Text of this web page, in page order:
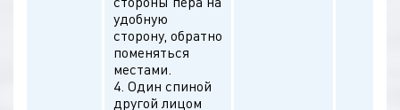
удобную
сторону, обратно
поменяться
местами.
4. Один спиной
другой лицом